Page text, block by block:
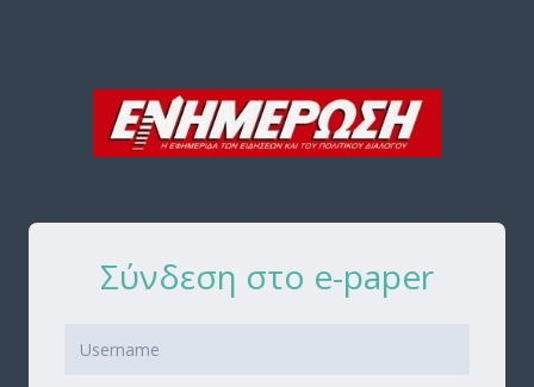
Σύνδεση στο e-paper